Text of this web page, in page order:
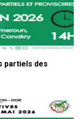
partiels des